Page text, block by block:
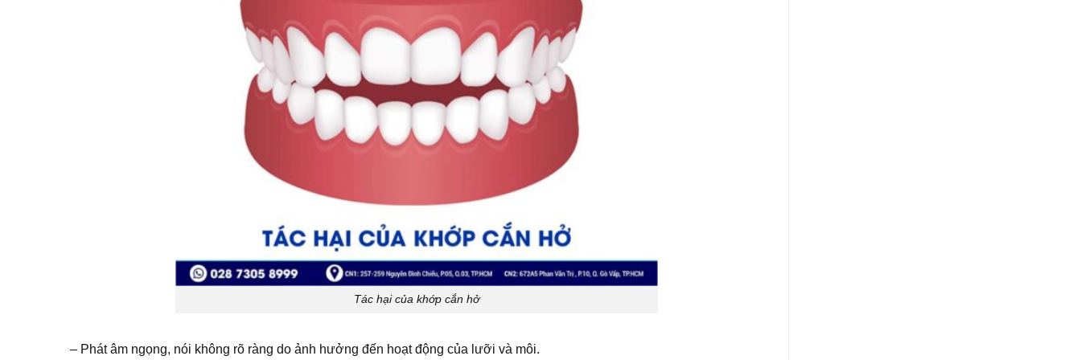
Tác hại của khớp cắn hở
– Phát âm ngọng, nói không rõ ràng do ảnh hưởng đến hoạt động của lưỡi và môi.